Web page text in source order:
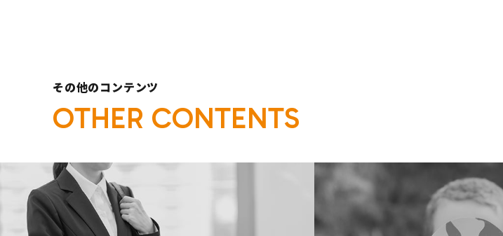
その他のコンテンツ
OTHER CONTENTS